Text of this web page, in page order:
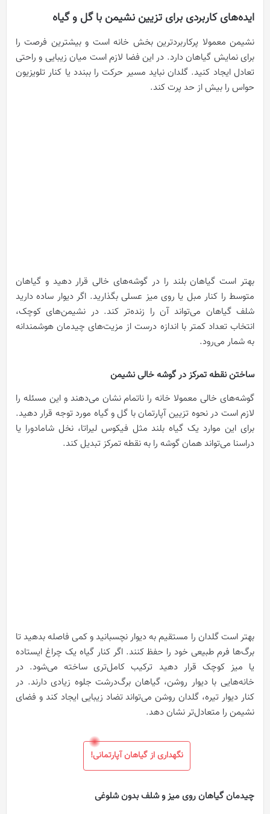
ایده‌های کاربردی برای تزیین نشیمن با گل و گیاه
نشیمن معمولا پرکاربردترین بخش خانه است و بیشترین فرصت را
برای نمایش گیاهان دارد. در این فضا لازم است میان زیبایی و راحتی
تعادل ایجاد کنید. گلدان نباید مسیر حرکت را ببندد یا کنار تلویزیون
حواس را بیش از حد پرت کند.
بهتر است گیاهان بلند را در گوشه‌های خالی قرار دهید و گیاهان
متوسط را کنار مبل یا روی میز عسلی بگذارید. اگر دیوار ساده دارید
شلف گیاهان می‌تواند آن را زنده‌تر کند. در نشیمن‌های کوچک،
انتخاب تعداد کمتر با اندازه درست از مزیت‌های چیدمان هوشمندانه
به شمار می‌رود.
ساختن نقطه تمرکز در گوشه خالی نشیمن
گوشه‌های خالی معمولا خانه را ناتمام نشان می‌دهند و این مسئله را
لازم است در نحوه تزیین آپارتمان با گل و گیاه مورد توجه قرار دهید.
برای این موارد یک گیاه بلند مثل فیکوس لیراتا، نخل شامادورا یا
دراسنا می‌تواند همان گوشه را به نقطه تمرکز تبدیل کند.
بهتر است گلدان را مستقیم به دیوار نچسبانید و کمی فاصله بدهید تا
برگ‌ها فرم طبیعی خود را حفظ کنند. اگر کنار گیاه یک چراغ ایستاده
یا میز کوچک قرار دهید ترکیب کامل‌تری ساخته می‌شود. در
خانه‌هایی با دیوار روشن، گیاهان برگ‌درشت جلوه زیادی دارند. در
کنار دیوار تیره، گلدان روشن می‌تواند تضاد زیبایی ایجاد کند و فضای
نشیمن را متعادل‌تر نشان دهد.
نگهداری از گیاهان آپارتمانی!
چیدمان گیاهان روی میز و شلف بدون شلوغی